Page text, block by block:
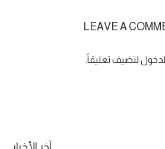
LEAVE A
لتضيف تعليقاً.
آخر الأخبار